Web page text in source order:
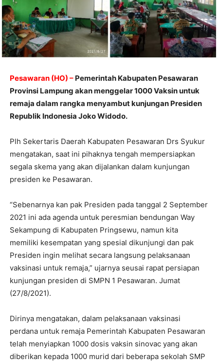
Pesawaran (HO) – Pemerintah Kabupaten Pesawaran
Provinsi Lampung akan menggelar 1000 Vaksin untuk
remaja dalam rangka menyambut kunjungan Presiden
Republik Indonesia Joko Widodo.
Plh Sekertaris Daerah Kabupaten Pesawaran Drs Syukur
mengatakan, saat ini pihaknya tengah mempersiapkan
segala skema yang akan dijalankan dalam kunjungan
presiden ke Pesawaran.
“Sebenarnya kan pak Presiden pada tanggal 2 September
2021 ini ada agenda untuk peresmian bendungan Way
Sekampung di Kabupaten Pringsewu, namun kita
memiliki kesempatan yang spesial dikunjungi dan pak
Presiden ingin melihat secara langsung pelaksanaan
vaksinasi untuk remaja,” ujarnya seusai rapat persiapan
kunjungan presiden di SMPN 1 Pesawaran. Jumat
(27/8/2021).
Dirinya mengatakan, dalam pelaksanaan vaksinasi
perdana untuk remaja Pemerintah Kabupaten Pesawaran
telah menyiapkan 1000 dosis vaksin sinovac yang akan
diberikan kepada 1000 murid dari beberapa sekolah SMP